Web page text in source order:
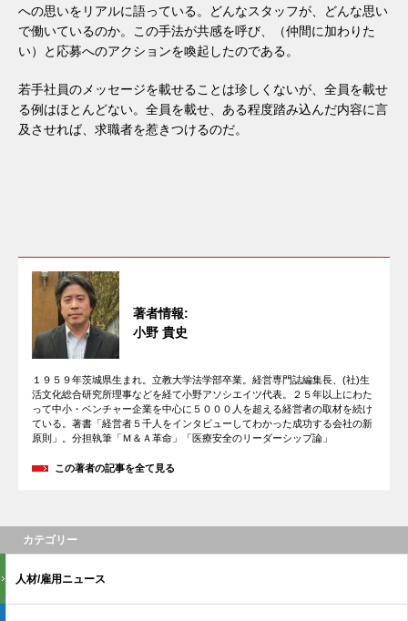
への思いをリアルに語っている。どんなスタッフが、どんな思い
で働いているのか。この手法が共感を呼び、（仲間に加わりた
い）と応募へのアクションを喚起したのである。
若手社員のメッセージを載せることは珍しくないが、全員を載せ
る例はほとんどない。全員を載せ、ある程度踏み込んだ内容に言
及させれば、求職者を惹きつけるのだ。
著者情報:
小野 貴史
１９５９年茨城県生まれ。立教大学法学部卒業。経営専門誌編集長、(社)生
活文化総合研究所理事などを経て小野アソシエイツ代表。２５年以上にわた
って中小・ベンチャー企業を中心に５０００人を超える経営者の取材を続け
ている。著書「経営者５千人をインタビューしてわかった成功する会社の新
原則」。分担執筆「Ｍ＆Ａ革命」「医療安全のリーダーシップ論」
この著者の記事を全て見る
カテゴリー
人材/雇用ニュース